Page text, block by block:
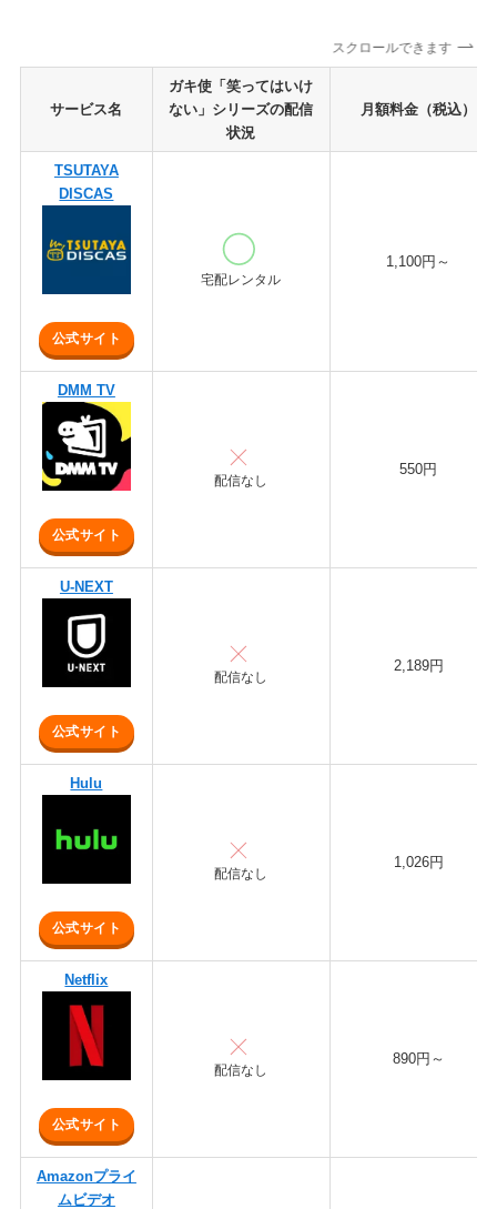
スクロールできます
サービス名
ガキ使「笑ってはいけ
ない」シリーズの配信
状況
月額料金（税込）
TSUTAYA
DISCAS
公式サイト
宅配レンタル
1,100円～
DMM TV
公式サイト
配信なし
550円
U-NEXT
公式サイト
配信なし
2,189円
Hulu
公式サイト
配信なし
1,026円
Netflix
公式サイト
配信なし
890円～
Amazonプライ
ムビデオ